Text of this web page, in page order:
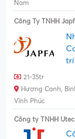
Nam
Công Ty TNHH
trí
21-35tr
Hương Canh,
Vĩnh Phúc
Công ty TNHH